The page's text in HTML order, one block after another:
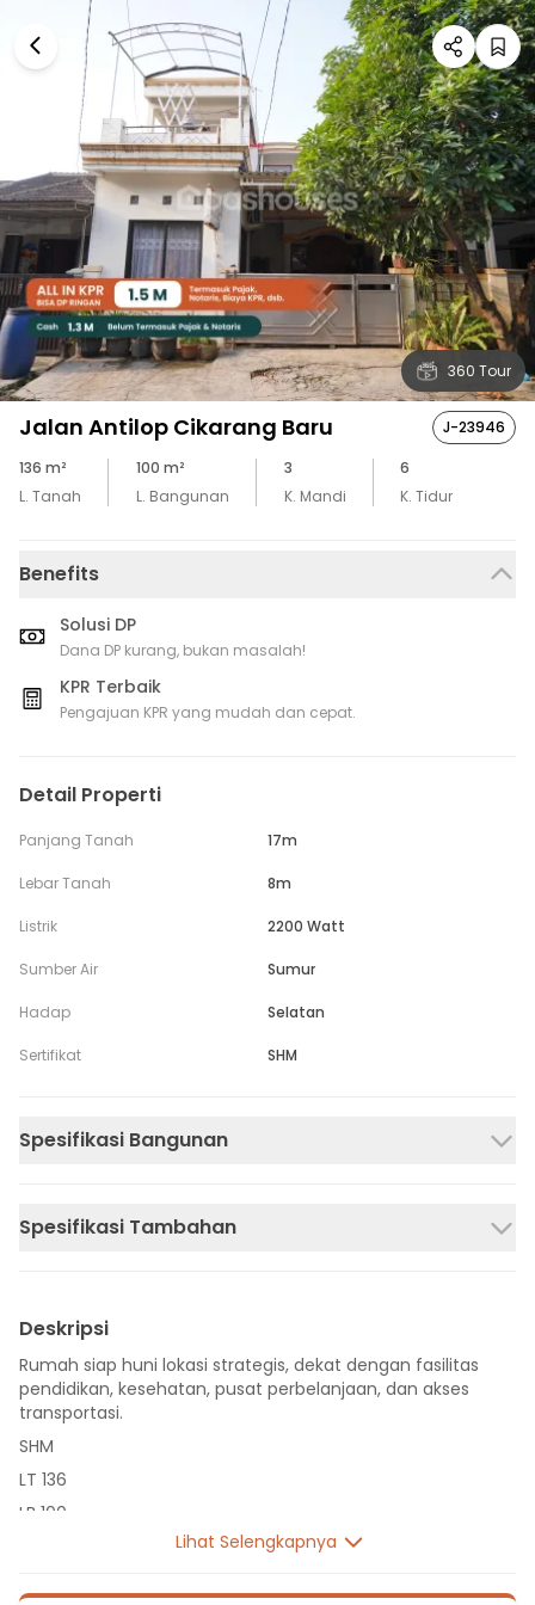
360 Tour
Jalan Antilop Cikarang Baru
J-23946
136 m²
L. Tanah
100 m²
L. Bangunan
3
K. Mandi
6
K. Tidur
Benefits
Solusi DP
Dana DP kurang, bukan masalah!
KPR Terbaik
Pengajuan KPR yang mudah dan cepat.
Detail Properti
Panjang Tanah 17m
Lebar Tanah 8m
Listrik 2200 Watt
Sumber Air Sumur
Hadap Selatan
Sertifikat SHM
Spesifikasi Bangunan
Spesifikasi Tambahan
Deskripsi
Rumah siap huni lokasi strategis, dekat dengan fasilitas
pendidikan, kesehatan, pusat perbelanjaan, dan akses
transportasi.
SHM
LT 136
LB 100
Lihat Selengkapnya